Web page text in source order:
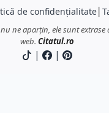
de confidențialitate│
nu ne aparțin, ele sunt
web. Citatul.ro
| |